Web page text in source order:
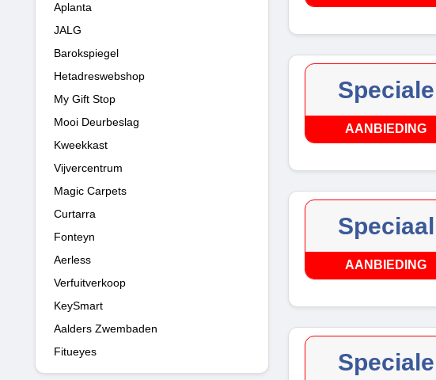
Aplanta
JALG
Barokspiegel
Hetadreswebshop
My Gift Stop
Mooi Deurbeslag
Kweekkast
Vijvercentrum
Magic Carpets
Curtarra
Fonteyn
Aerless
Verfuitverkoop
KeySmart
Aalders Zwembaden
Fitueyes
Speciale
AANBIEDING
Speciaal
AANBIEDING
Speciale